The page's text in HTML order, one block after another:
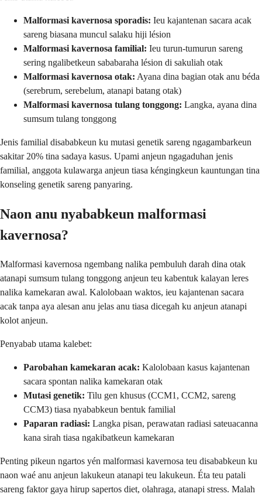
Malformasi kavernosa sporadis: Ieu kajantenan sacara acak
sareng biasana muncul salaku hiji lésion
Malformasi kavernosa familial: Ieu turun-tumurun sareng
sering ngalibetkeun sababaraha lésion di sakuliah otak
Malformasi kavernosa otak: Ayana dina bagian otak anu béda
(serebrum, serebelum, atanapi batang otak)
Malformasi kavernosa tulang tonggong: Langka, ayana dina
sumsum tulang tonggong
Jenis familial disababkeun ku mutasi genetik sareng ngagambarkeun
sakitar 20% tina sadaya kasus. Upami anjeun ngagaduhan jenis
familial, anggota kulawarga anjeun tiasa kéngingkeun kauntungan tina
konseling genetik sareng panyaring.
Naon anu nyababkeun malformasi
kavernosa?
Malformasi kavernosa ngembang nalika pembuluh darah dina otak
atanapi sumsum tulang tonggong anjeun teu kabentuk kalayan leres
nalika kamekaran awal. Kalolobaan waktos, ieu kajantenan sacara
acak tanpa aya alesan anu jelas anu tiasa dicegah ku anjeun atanapi
kolot anjeun.
Penyabab utama kalebet:
Parobahan kamekaran acak: Kalolobaan kasus kajantenan
sacara spontan nalika kamekaran otak
Mutasi genetik: Tilu gen khusus (CCM1, CCM2, sareng
CCM3) tiasa nyababkeun bentuk familial
Paparan radiasi: Langka pisan, perawatan radiasi sateuacanna
kana sirah tiasa ngakibatkeun kamekaran
Penting pikeun ngartos yén malformasi kavernosa teu disababkeun ku
naon waé anu anjeun lakukeun atanapi teu lakukeun. Éta teu patali
sareng faktor gaya hirup sapertos diet, olahraga, atanapi stress. Malah